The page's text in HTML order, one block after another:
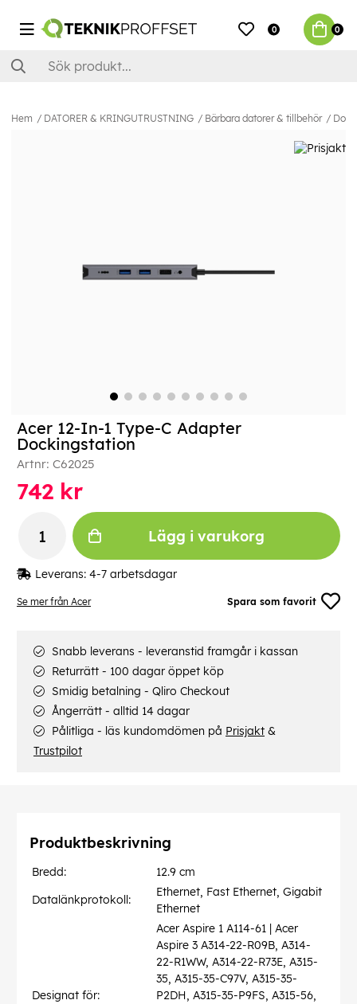
0 0
Hem DATORER & KRINGUTRUSTNING Bärbara datorer & tillbehör
Se mer från Acer Spara som favorit
Acer 12-In-1 Type-C Adapter
Dockingstation
Artnr: C62025
742 kr
Lägg i varukorg
Leverans: 4-7 arbetsdagar
Snabb leverans - leveranstid framgår i kassan
Returrätt - 100 dagar öppet köp
Smidig betalning - Qliro Checkout
Ångerrätt - alltid 14 dagar
Pålitliga - läs kundomdömen på Prisjakt &
Trustpilot
Produktbeskrivning
Bredd:
12.9 cm
Datalänkprotokoll:
Ethernet, Fast Ethernet, Gigabit
Ethernet
Designat för:
Acer Aspire 1 A114-61 | Acer
Aspire 3 A314-22-R09B, A314-
22-R1WW, A314-22-R73E, A315-
35, A315-35-C97V, A315-35-
P2DH, A315-35-P9FS, A315-56,